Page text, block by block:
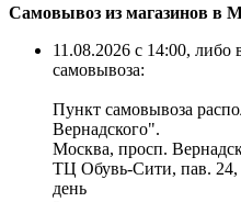
Самовывоз из магазинов в
11.08.2026 с 14:00,
самовывоза:
Пункт самовывоза
Вернадского".
Москва, просп.
ТЦ Обувь-Сити, пав. 24,
день